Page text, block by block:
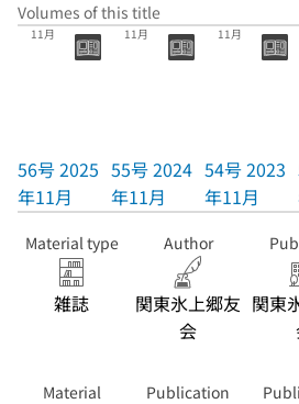
Volumes of this title
56号 2025年
11月
56号 2025
年11月
55号 2024年
11月
55号 2024
年11月
11月
54号 2023
年11月
Material type
雑誌
Author
関東氷上郷友
会
関東
Material
Publication